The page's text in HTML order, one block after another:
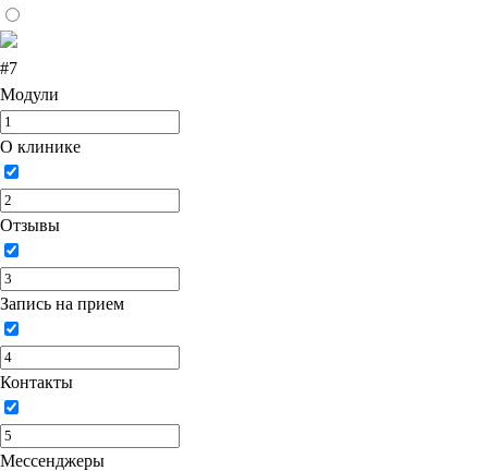
#7
Модули
О клинике
Отзывы
Запись на прием
Контакты
Мессенджеры